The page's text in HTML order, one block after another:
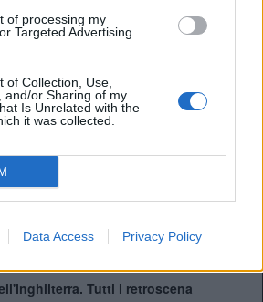
of processing my
Targeted Advertising.
of Collection, Use,
and/or Sharing of my
Is Unrelated with the
it was collected.
Data Access Privacy Policy
talento, una generazione pazzesca.
in panchina? L'offerta di una
tifosi
rimpianto. Dobbiamo convivere
esonera Tuchel? Dalla clausola ad
Tutti i retroscena